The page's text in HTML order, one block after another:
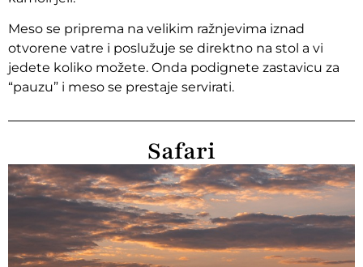
Meso se priprema na velikim ražnjevima iznad
otvorene vatre i poslužuje se direktno na stol a vi
jedete koliko možete. Onda podignete zastavicu za
“pauzu” i meso se prestaje servirati.
Safari